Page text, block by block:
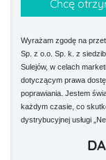
Wyrażam zgodę na
Sp. z o.o. Sp. k. z
Sulejów, w celach
dotyczącym prawa
poprawiania. Jestem
każdym czasie, co
dystrybucyjnej usługi